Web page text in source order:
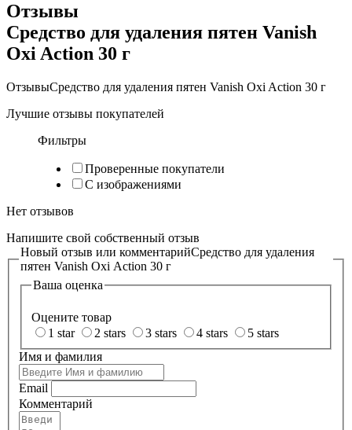
Отзывы
Средство для удаления пятен Vanish
Oxi Action 30 г
ОтзывыСредство для удаления пятен Vanish Oxi Action 30 г
Лучшие отзывы покупателей
Фильтры
Проверенные покупатели
С изображениями
Нет отзывов
Напишите свой собственный отзыв
Новый отзыв или комментарийСредство для удаления
пятен Vanish Oxi Action 30 г
Ваша оценка
Оцените товар
1 star
2 stars 3 stars 4 stars
5 stars
Имя и фамилия
Email
Комментарий